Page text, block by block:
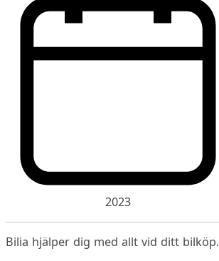
2023
Bilia hjälper dig med allt vid ditt bilköp.